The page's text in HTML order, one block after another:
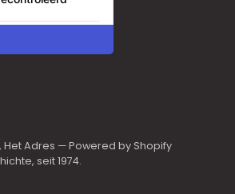
Het Adres — Powered by Shopify
seit 1974.